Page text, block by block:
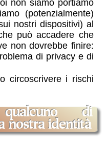
non siamo portiamo
(potenzialmente)
nostri dispositivi) al
può accadere che
non dovrebbe finire:
di privacy e di
circoscrivere i rischi
nostra identità